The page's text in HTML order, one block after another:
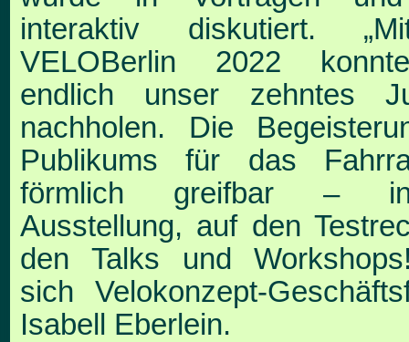
interaktiv diskutiert.
VELOBerlin 2022
endlich unser zehntes
nachholen. Die
Publikumsfür das
förmlich greifbar –
Ausstellung, auf den
den Talks und
sich Velokonzept-
Isabell Eberlein.